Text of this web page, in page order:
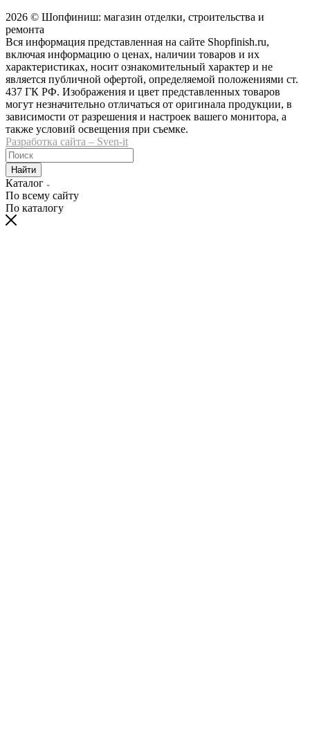
2026 © Шопфиниш: магазин отделки, строительства и
ремонта
Вся информация представленная на сайте Shopfinish.ru,
включая информацию о ценах, наличии товаров и их
характеристиках, носит ознакомительный характер и не
является публичной офертой, определяемой положениями ст.
437 ГК РФ. Изображения и цвет представленных товаров
могут незначительно отличаться от оригинала продукции, в
зависимости от разрешения и настроек вашего монитора, а
также условий освещения при съемке.
Разработка сайта – Sven-it
Найти
Каталог
По всему сайту
По каталогу